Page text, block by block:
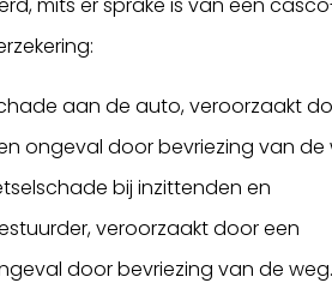
aan de auto, veroorzaakt
ongeval door bevriezing van de
bij inzittenden en
veroorzaakt door een
door bevriezing van de